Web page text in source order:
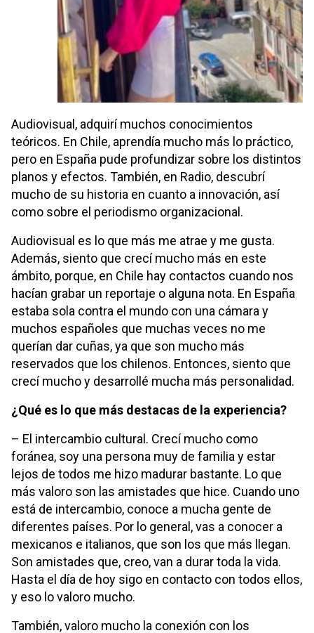
Audiovisual, adquirí muchos conocimientos
teóricos. En Chile, aprendía mucho más lo práctico,
pero en España pude profundizar sobre los distintos
planos y efectos. También, en Radio, descubrí
mucho de su historia en cuanto a innovación, así
como sobre el periodismo organizacional.
Audiovisual es lo que más me atrae y me gusta.
Además, siento que crecí mucho más en este
ámbito, porque, en Chile hay contactos cuando nos
hacían grabar un reportaje o alguna nota. En España
estaba sola contra el mundo con una cámara y
muchos españoles que muchas veces no me
querían dar cuñas, ya que son mucho más
reservados que los chilenos. Entonces, siento que
crecí mucho y desarrollé mucha más personalidad.
¿Qué es lo que más destacas de la experiencia?
– El intercambio cultural. Crecí mucho como
foránea, soy una persona muy de familia y estar
lejos de todos me hizo madurar bastante. Lo que
más valoro son las amistades que hice. Cuando uno
está de intercambio, conoce a mucha gente de
diferentes países. Por lo general, vas a conocer a
mexicanos e italianos, que son los que más llegan.
Son amistades que, creo, van a durar toda la vida.
Hasta el día de hoy sigo en contacto con todos ellos,
y eso lo valoro mucho.
También, valoro mucho la conexión con los